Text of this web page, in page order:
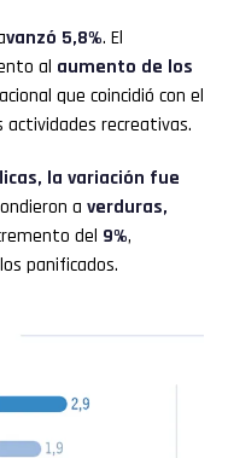
vanzó 5,8%. El
al aumento de los
que coincidió con el
actividades recreativas.
la variación fue
a verduras,
del 9%,
panificados.